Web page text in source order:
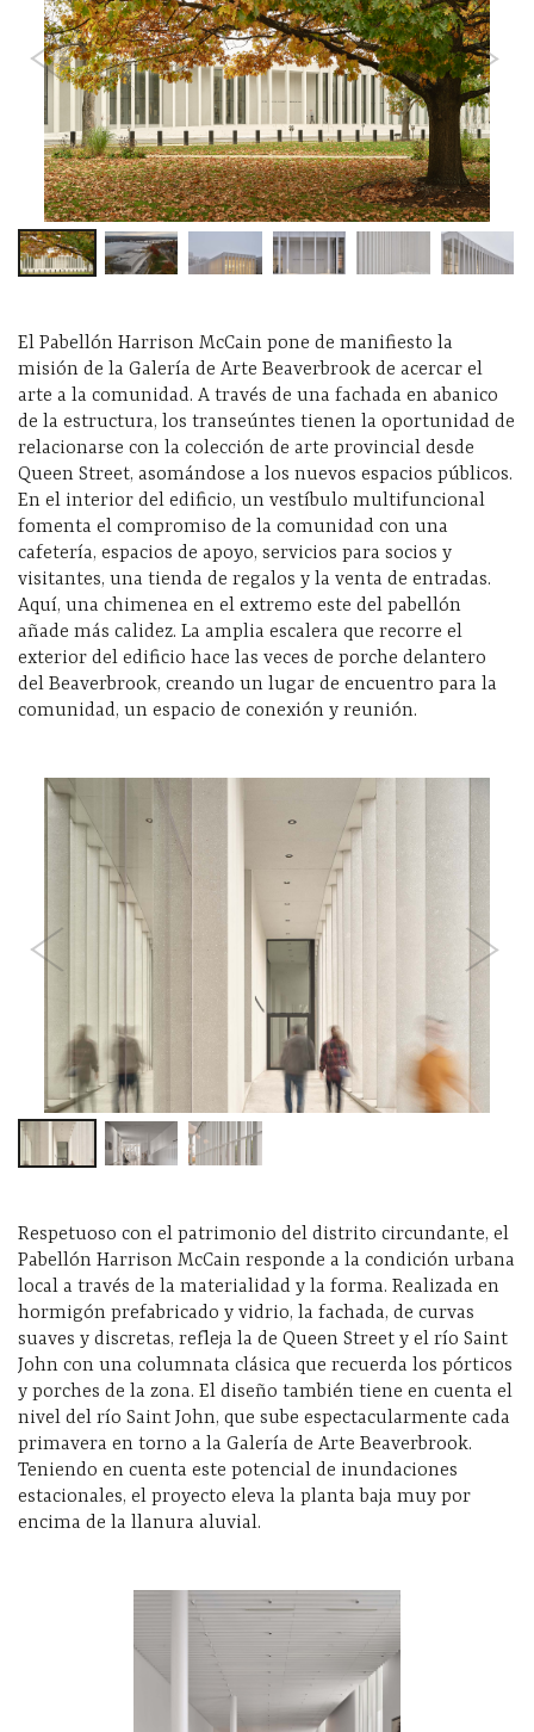
El Pabellón Harrison McCain pone de manifiesto la
misión de la Galería de Arte Beaverbrook de acercar el
arte a la comunidad. A través de una fachada en abanico
de la estructura, los transeúntes tienen la oportunidad de
relacionarse con la colección de arte provincial desde
Queen Street, asomándose a los nuevos espacios públicos.
En el interior del edificio, un vestíbulo multifuncional
fomenta el compromiso de la comunidad con una
cafetería, espacios de apoyo, servicios para socios y
visitantes, una tienda de regalos y la venta de entradas.
Aquí, una chimenea en el extremo este del pabellón
añade más calidez. La amplia escalera que recorre el
exterior del edificio hace las veces de porche delantero
del Beaverbrook, creando un lugar de encuentro para la
comunidad, un espacio de conexión y reunión.
Respetuoso con el patrimonio del distrito circundante, el
Pabellón Harrison McCain responde a la condición urbana
local a través de la materialidad y la forma. Realizada en
hormigón prefabricado y vidrio, la fachada, de curvas
suaves y discretas, refleja la de Queen Street y el río Saint
John con una columnata clásica que recuerda los pórticos
y porches de la zona. El diseño también tiene en cuenta el
nivel del río Saint John, que sube espectacularmente cada
primavera en torno a la Galería de Arte Beaverbrook.
Teniendo en cuenta este potencial de inundaciones
estacionales, el proyecto eleva la planta baja muy por
encima de la llanura aluvial.